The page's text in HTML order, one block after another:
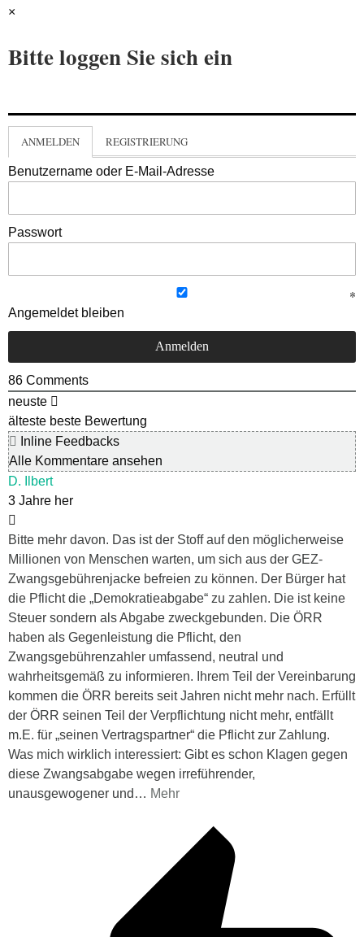
×
Bitte loggen Sie sich ein
ANMELDEN REGISTRIERUNG
Benutzername oder E-Mail-Adresse
Passwort
Angemeldet bleiben
86 Comments
neuste
älteste beste Bewertung
Inline Feedbacks
Alle Kommentare ansehen
D. Ilbert
3 Jahre her
Bitte mehr davon. Das ist der Stoff auf den möglicherweise
Millionen von Menschen warten, um sich aus der GEZ-
Zwangsgebührenjacke befreien zu können. Der Bürger hat
die Pflicht die „Demokratieabgabe“ zu zahlen. Die ist keine
Steuer sondern als Abgabe zweckgebunden. Die ÖRR
haben als Gegenleistung die Pflicht, den
Zwangsgebührenzahler umfassend, neutral und
wahrheitsgemäß zu informieren. Ihrem Teil der Vereinbarung
kommen die ÖRR bereits seit Jahren nicht mehr nach. Erfüllt
der ÖRR seinen Teil der Verpflichtung nicht mehr, entfällt
m.E. für „seinen Vertragspartner“ die Pflicht zur Zahlung.
Was mich wirklich interessiert: Gibt es schon Klagen gegen
diese Zwangsabgabe wegen irreführender,
unausgewogener und … Mehr